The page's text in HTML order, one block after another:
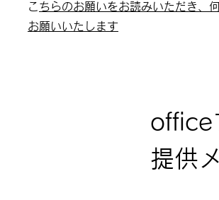
​ こちらのお願いをお読みいただき
お願いいたします
office
提供